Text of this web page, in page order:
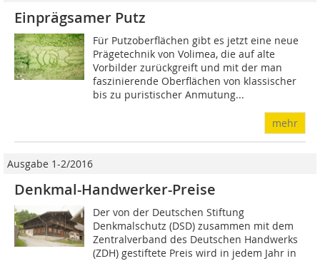
Einprägsamer Putz
Für Putzoberflächen gibt es jetzt eine neue
Prägetechnik von Volimea, die auf alte
Vorbilder zurückgreift und mit der man
faszinierende Oberflächen von klassischer
bis zu puristischer Anmutung...
mehr
Ausgabe 1-2/2016
Denkmal-Handwerker-Preise
Der von der Deutschen Stiftung
Denkmalschutz (DSD) zusammen mit dem
Zentralverband des Deutschen Handwerks
(ZDH) gestiftete Preis wird in jedem Jahr in